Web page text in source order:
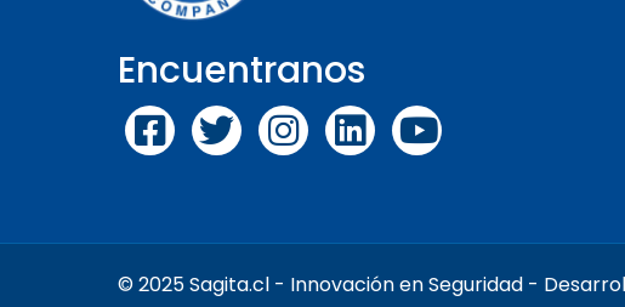
Encuentranos
© 2025 Sagita.cl - Innovación en Seguridad -